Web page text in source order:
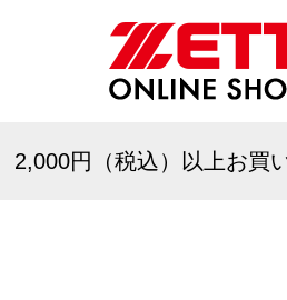
2,000円（税込）以上お買